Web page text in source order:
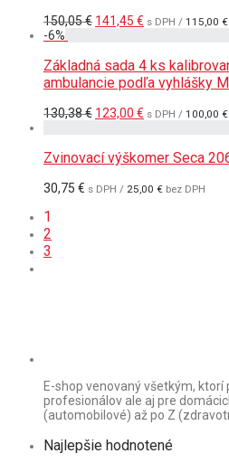
150,05€ Pôvodná
150,05 €.
141,45 € Aktuálna
141,45 €.
s DPH / 115,00 €
-6%
Základná sada 4 ks
ambulancie podľa vyhlášky
130,38€ Pôvodná
130,38 €.
123,00 € Aktuálna
123,00 €.
s DPH / 100,00 €
Zvinovací výškomer Seca
30,75 € s DPH / 25,00 € bez DPH
1
2
3
E-shop venovaný všetkým,
profesionálov ale aj pre
(automobilové) až po Z
Najlepšie hodnotené